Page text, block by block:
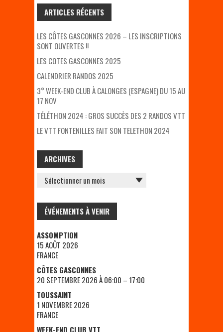
ARTICLES RÉCENTS
LES CÔTES GASCONNES 2026 – LES INSCRIPTIONS
SONT OUVERTES !!
LES COTES GASCONNES 2025
CALENDRIER RANDOS 2025
3° WEEK-END CLUB À CALONGES (ESPAGNE) DU 15 AU
17 NOV
TÉLÉTHON 2024 : GROS SUCCÈS DES 2 RANDOS VTT
LE VTT FONTENILLES FAIT SON TELETHON 2024
ARCHIVES
ARCHIVES
ÉVÉNEMENTS À VENIR
ASSOMPTION
15 AOÛT 2026
FRANCE
CÔTES GASCONNES
20 SEPTEMBRE 2026 À 06:00 – 17:00
TOUSSAINT
1 NOVEMBRE 2026
FRANCE
WEEK-END CLUB VTT